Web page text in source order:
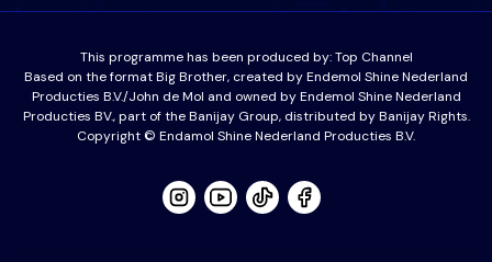
This programme has been produced by:Top Channel
Based on the format Big Brother, created by Endemol Shine Nederland
Producties B.V./John de Mol and owned by Endemol Shine Nederland
Producties BV., part of the Banijay Group, distributed by Banijay Rights.
Copyright © Endamol Shine Nederland Producties B.V.